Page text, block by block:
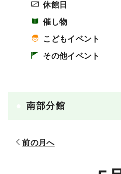
休館日
催し物
こどもイベント
その他イベント
南部分館
前の月へ